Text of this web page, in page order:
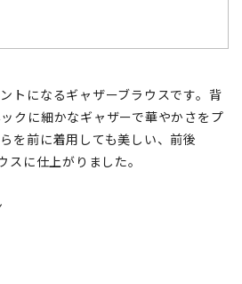
トになるギャザーブラウスです。背
クに細かなギャザーで華やかさをプ
を前に着用しても美しい、前後
スに仕上がりました。